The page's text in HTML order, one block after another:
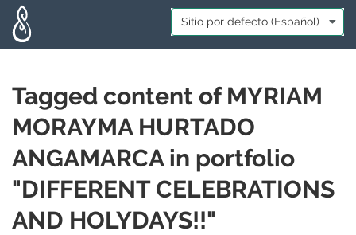
Idioma:
Tagged content of MYRIAM
MORAYMA HURTADO
ANGAMARCA in portfolio
"DIFFERENT CELEBRATIONS
AND HOLYDAYS!!"